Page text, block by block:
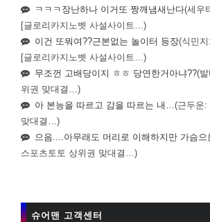
ㅋㅋㅋ장난하나 이거또 짱깨냄새난다(세우
[글로리카지노벳 사설사이트…)
이건 또뭐여??근본없는 놀이터 등장(식민
[글로리카지노벳 사설사이트…)
무조껀 고배당이지 ㅎㅎ 당연한거아냐??(
위권 맞대결…)
아 본능을 따르고 감을 따르는 내…(근두운:
맞대결…)
으음....아무래도 머리로 이해하지만 가슴으
스포츠토토 상위권 맞대결…)
슈어맨 고객센터